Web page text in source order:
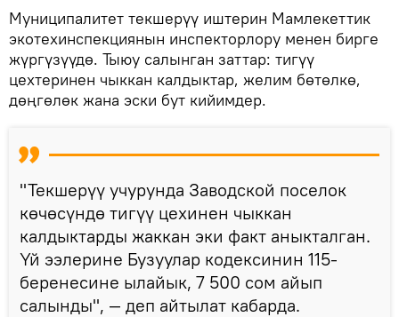
Муниципалитет текшерүү иштерин Мамлекеттик
экотехинспекциянын инспекторлору менен бирге
жүргүзүүдө. Тыюу салынган заттар: тигүү
цехтеринен чыккан калдыктар, желим бөтөлкө,
дөңгөлөк жана эски бут кийимдер.
"Текшерүү учурунда Заводской поселок
көчөсүндө тигүү цехинен чыккан
калдыктарды жаккан эки факт аныкталган.
Үй ээлерине Бузуулар кодексинин 115-
беренесине ылайык, 7 500 сом айып
салынды", — деп айтылат кабарда.